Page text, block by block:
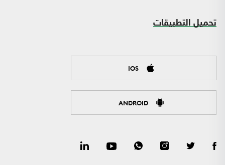
تحميل التطبيقات
IOS
ANDROID